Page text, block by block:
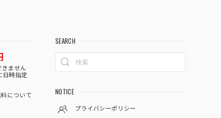
きません
日時指定
について
SEARCH
NOTICE
プライバシーポリシー